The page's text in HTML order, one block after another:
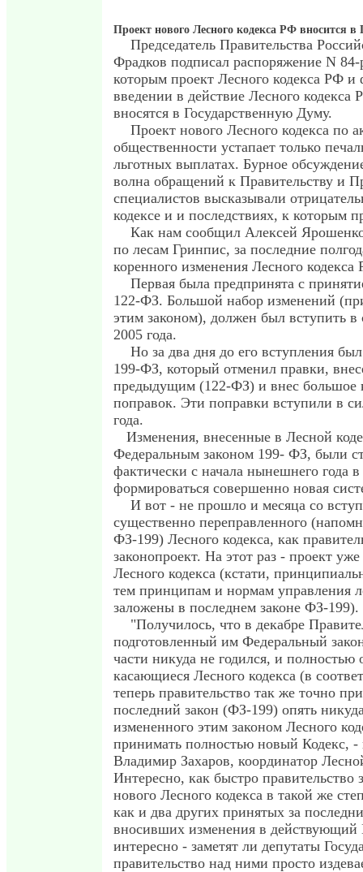
Проект нового Лесного кодекса РФ вносится в
Председатель Правительства
Фрадков подписал распоряжение N 84-
которым проект Лесного кодекса РФ и
введении в действие Лесного кодекса
вносятся в Государственную Думу.
Проект нового Лесного кодекса по
общественности устапает только
льготных выплатах. Бурное
волна обращений к Правительству и
специалистов высказывали
кодексе и и последствиях, к которым
Как нам сообщил Алексей
по лесам Гринпис, за последние
коренного изменения Лесного
Первая была предпринята с
122-ФЗ. Большой набор изменений
этим законом), должен был вступить в
2005 года.
Но за два дня до его вступления
199-ФЗ, который отменил правки,
предыдущим (122-ФЗ) и внес большое
поправок. Эти поправки вступили в
года.
Изменения, внесенные в Лесной
Федеральным законом 199- ФЗ, были
фактически с начала нынешнего года
формироваться совершенно новая
И вот - не прошло и месяца со
существенно переправленного
ФЗ-199) Лесного кодекса, как
законопроект. На этот раз - проект
Лесного кодекса (кстати,
тем принципам и нормам управления
заложены в последнем законе ФЗ-199).
"Получилось, что в декабре
подготовленный им Федеральный
части никуда не годился, и
касающиеся Лесного кодекса (в
теперь правительство так же точно
последний закон (ФЗ-199) опять
измененного этим законом Лесного
принимать полностью новый Кодекс,
Владимир Захаров, координатор
Интересно, как быстро правительство
нового Лесного кодекса в такой же
как и два других принятых за
вносивших изменения в действующий
интересно - заметят ли депутаты
правительство над ними просто